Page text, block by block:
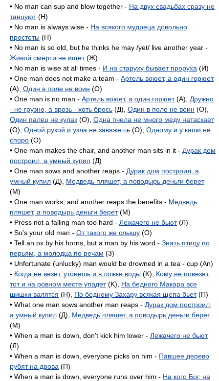
• No man can sup and blow together - На двух свадьбах сразу не
танцуют(H)
• No man is always wise - На всякого мудреца довольно
простоты (H)
• No man is so old, but he thinks he may /yet/ live another year -
Живой смерти не ищет(Ж)
• No man is wise at all times - И на старуху бывает проруха (И)
• One man does not make a team - Артель воюет, а один горюет
(A), Один в поле не воин (O)
• One man is no man - Артель воюет, а один горюет(A), Дружно
- не грузно, а врозь - хоть брось (Д), Один в поле не воин (O),
Один палец не кулак (O), Одна пчела не много меду натаскает
(O), Одной рукой и узла не завяжешь (O), Одному и у каши не
споро (O)
• One man makes the chair, and another man sits in it - Дурак дом
построил, а умный купил (Д)
• One man sows and another reaps - Дурак дом построил, а
умный купил (Д), Медведь пляшет, а поводырь деньги берет
(M)
• One man works, and another reaps the benefits - Медведь
пляшет, а поводырь деньги берет(M)
• Press not a falling man too hard - Лежачего не бьют(Л)
• So's your old man - От такого же слышу (O)
• Tell an ox by his horns, but a man by his word - Знать птицу по
перьям, а молодца по речам (3)
• Unfortunate (unlucky) man would be drowned in a tea - cup (An)
- Когда не везет, утонешь и в ложке воды (K), Кому не повезет,
тот и на ровном месте упадет(K), На бедного Макара все
шишки валятся (H), По бедному Захару всякая щепа бьет(П)
• What one man sows another man reaps - Дурак дом построил,
а умный купил (Д), Медведь пляшет, а поводырь деньги берет
(M)
• When a man is down, don't kick him lower - Лежачего не бьют
(Л)
• When a man is down, everyone picks on him - Павшее дерево
рубят на дрова (П)
• When a man is down, everyone runs over him - На кого Бог, на